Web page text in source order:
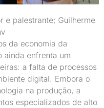
e palestrante; Guilherme
da economia da
ainda enfrenta um
a falta de processos
digital. Embora o
na produção, a
especializados de alto